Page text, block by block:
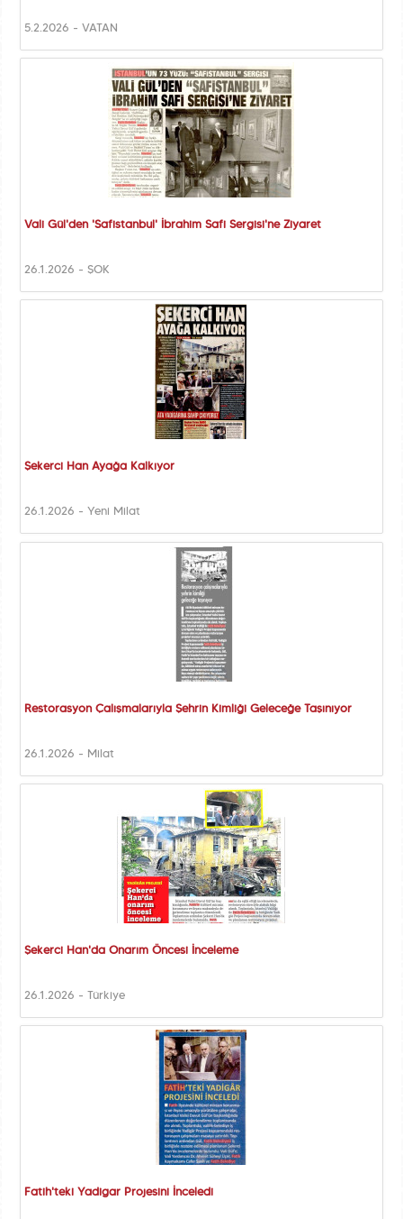
5.2.2026 - VATAN
Vali Gül'den 'Safistanbul' İbrahim Safi Sergisi'ne Ziyaret
26.1.2026 - ŞOK
Şekerci Han Ayağa Kalkıyor
26.1.2026 - Yeni Milat
Restorasyon Çalışmalarıyla Şehrin Kimliği Geleceğe Taşınıyor
26.1.2026 - Milat
Şekerci Han'da Onarım Öncesi İnceleme
26.1.2026 - Türkiye
Fatih'teki Yadigar Projesini İnceledi